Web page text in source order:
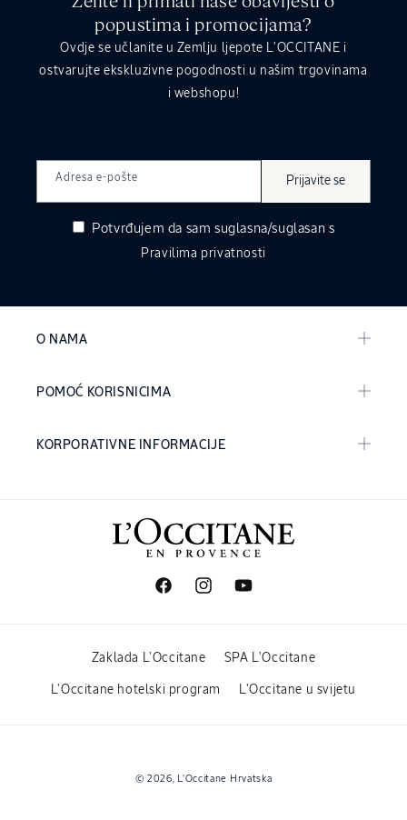
popustima i promocijama?
Ovdje se učlanite u Zemlju ljepote L’OCCITANE i
ostvarujte ekskluzivne pogodnosti u našim trgovinama
i webshopu!
Adresa e-pošte Prijavite se
Potvrđujem da sam suglasna/suglasan s
Pravilima privatnosti
O NAMA
POMOĆ KORISNICIMA
KORPORATIVNE INFORMACIJE
FacebookInstagramYouTube
Zaklada L'Occitane SPA L'Occitane
L'Occitane hotelski program L'Occitane u svijetu
© 2026, L'Occitane Hrvatska